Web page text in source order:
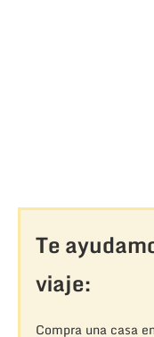
Te
viaje:
Compra una casa